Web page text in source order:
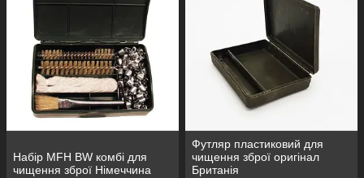
Набір MFH BW комбі для
чищення зброї Німеччина
Футляр пластиковий для
чищення зброї оригінал
Британія